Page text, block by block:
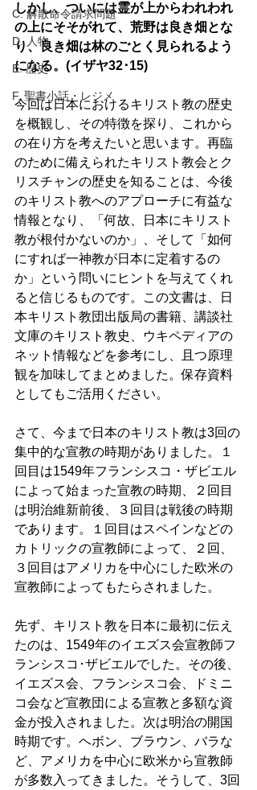
C. 解散命令請求問題
D. 人物
E. 歴史
F. 聖書小話・レジメ
しかし、ついには霊が上からわれわれ
の上にそそがれて、荒野は良き畑とな
り、良き畑は林のごとく見られるよう
になる。(イザヤ32･15)
今回は日本におけるキリスト教の歴史
を概観し、その特徴を探り、これから
の在り方を考えたいと思います。再臨
のために備えられたキリスト教会とク
リスチャンの歴史を知ることは、今後
のキリスト教へのアプローチに有益な
情報となり、「何故、日本にキリスト
教が根付かないのか」、そして「如何
にすれば一神教が日本に定着するの
か」という問いにヒントを与えてくれ
ると信じるものです。この文書は、日
本キリスト教団出版局の書籍、講談社
文庫のキリスト教史、ウキペディアの
ネット情報などを参考にし、且つ原理
観を加味してまとめました。保存資料
としてもご活用ください。
さて、今まで日本のキリスト教は3回の
集中的な宣教の時期がありました。１
回目は1549年フランシスコ・ザビエル
によって始まった宣教の時期、２回目
は明治維新前後、３回目は戦後の時期
であります。１回目はスペインなどの
カトリックの宣教師によって、２回、
３回目はアメリカを中心にした欧米の
宣教師によってもたらされました。
先ず、キリスト教を日本に最初に伝え
たのは、1549年のイエズス会宣教師フ
ランシスコ･ザビエルでした。その後、
イエズス会、フランシスコ会、ドミニ
コ会など宣教団による宣教と多額な資
金が投入されました。次は明治の開国
時期です。ヘボン、ブラウン、バラな
ど、アメリカを中心に欧米から宣教師
が多数入ってきました。そうして、3回